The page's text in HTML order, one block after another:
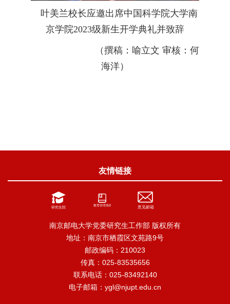
叶美兰校长应邀出席中国科学院大学南
京学院2023级新生开学典礼并致辞
（撰稿：喻立文 审核：何
海洋）
友情链接
南京邮电大学党委研究生工作部 版权所有
地址：南京市栖霞区文苑路9号
邮政编码：210023
传真：025-83535656
联系电话：025-83492140
电子邮箱：ygl@njupt.edu.cn